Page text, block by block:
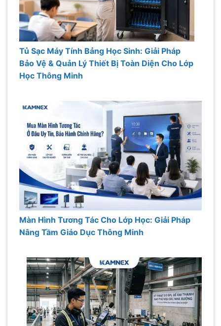
Tủ Sạc Máy Tính Bảng Học Sinh: Giải Pháp
Bảo Vệ & Quản Lý Thiết Bị Toàn Diện Cho Lớp
Học Thông Minh
Màn Hình Tương Tác Cho Lớp Học: Giải Pháp
Nâng Tầm Giáo Dục Thông Minh